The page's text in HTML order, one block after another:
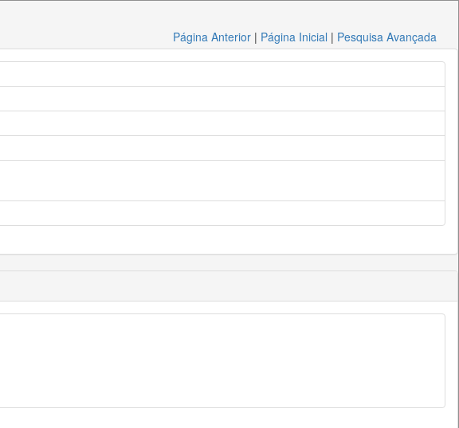
Página Anterior | Página Inicial | Pesquisa Avançada